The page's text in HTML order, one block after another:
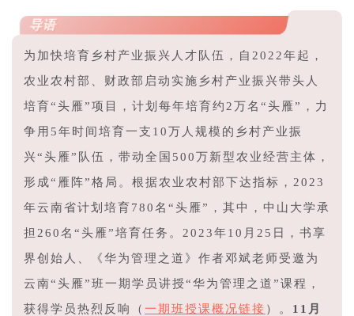
导语
为加快培育乡村产业振兴人才队伍，自2022年起，
农业农村部、财政部启动实施乡村产业振兴带头人
培育“头雁”项目，计划每年培育约2万名“头雁”，力
争用5年时间培育一支10万人规模的乡村产业振
兴“头雁”队伍，带动全国500万新型农业经营主体，
形成“雁阵”格局。根据农业农村部下达指标，2023
年云南省计划培育780名“头雁”，其中，中山大学承
担260名“头雁”培育任务。2023年10月25日，书享
界创始人、《华为管理之道》作者邓斌老师受邀为
云南“头雁”班一期学员讲授“华为管理之道”课程，
获得学员热烈反响（ 一期班授课概况链接 ）。 11月